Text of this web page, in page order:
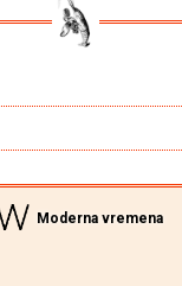
Moderna vremena